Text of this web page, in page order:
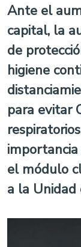
Ante el
capital, la
de
higiene
para evitar
el módulo
a la Unidad